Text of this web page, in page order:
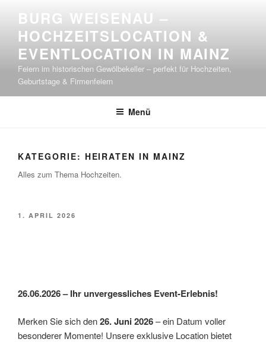
springen
BURG WEISENAU –
HOCHZEITSLOCATION &
EVENTLOCATION IN MAINZ
Feiern im historischen Gewölbekeller – perfekt für Hochzeiten,
Geburtstage & Firmenfeiern
Menü
KATEGORIE: HEIRATEN IN MAINZ
Alles zum Thema Hochzeiten.
VERÖFFENTLICHT
1. APRIL 2026
26.06.2026 – Ihr unvergessliches Event-Erlebnis!
Merken Sie sich den26. Juni 2026– ein Datum voller
besonderer Momente! Unsere exklusive Location bietet